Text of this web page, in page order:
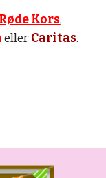
Røde Kors,
ellerCaritas.